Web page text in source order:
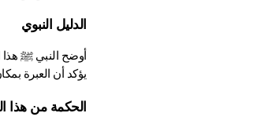
الدليل النبوي
يؤكد أن العبرة
الحكمة من هذا